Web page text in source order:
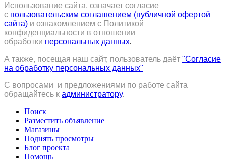
Использование сайта, означает согласие
с пользовательским соглашением (публичной офертой
сайта) и ознакомлением с Политикой
конфиденциальности в отношении
обработки персональных данных.
А также, посещая наш сайт, пользователь даёт "Согласие
на обработку персональных данных"
С вопросами и предложениями по работе сайта
обращайтесь к администратору.
Поиск
Разместить объявление
Магазины
Поднять просмотры
Блог проекта
Помощь